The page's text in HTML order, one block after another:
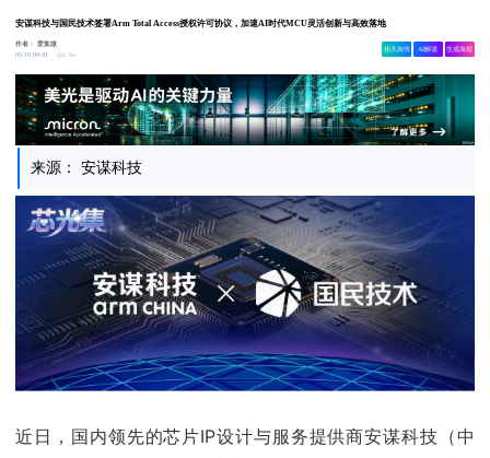
安谋科技与国民技术签署Arm Total Access授权许可协议，加速AI时代MCU灵活创新与高效落地
作者：爱集微
05-19 09:41
1.3w
相关舆情 AI解读 生成海报
来源： 安谋科技
近日，国内领先的芯片IP设计与服务提供商安谋科技（中